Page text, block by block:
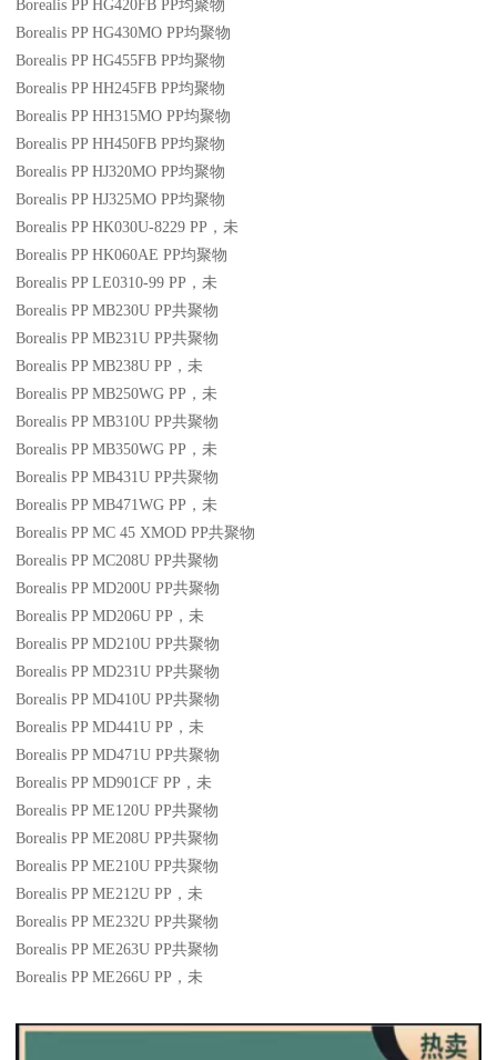
Borealis PP HG420FB PP均聚物
Borealis PP HG430MO PP均聚物
Borealis PP HG455FB PP均聚物
Borealis PP HH245FB PP均聚物
Borealis PP HH315MO PP均聚物
Borealis PP HH450FB PP均聚物
Borealis PP HJ320MO PP均聚物
Borealis PP HJ325MO PP均聚物
Borealis PP HK030U-8229 PP ，未
Borealis PP HK060AE PP均聚物
Borealis PP LE0310-99 PP ，未
Borealis PP MB230U PP共聚物
Borealis PP MB231U PP共聚物
Borealis PP MB238U PP ，未
Borealis PP MB250WG PP ，未
Borealis PP MB310U PP共聚物
Borealis PP MB350WG PP ，未
Borealis PP MB431U PP共聚物
Borealis PP MB471WG PP ，未
Borealis PP MC 45 XMOD PP共聚物
Borealis PP MC208U PP共聚物
Borealis PP MD200U PP共聚物
Borealis PP MD206U PP ，未
Borealis PP MD210U PP共聚物
Borealis PP MD231U PP共聚物
Borealis PP MD410U PP共聚物
Borealis PP MD441U PP ，未
Borealis PP MD471U PP共聚物
Borealis PP MD901CF PP ，未
Borealis PP ME120U PP共聚物
Borealis PP ME208U PP共聚物
Borealis PP ME210U PP共聚物
Borealis PP ME212U PP ，未
Borealis PP ME232U PP共聚物
Borealis PP ME263U PP共聚物
Borealis PP ME266U PP ，未